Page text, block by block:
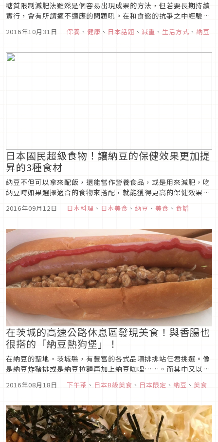
糖質限制減肥法雖然是個容易出現成果的方法，但若要長期持續
實行，會有所謂適不適應的問題吼。在和食慾的抗爭之中經驗到
了減肥的念頭……不要放棄！ 我們得知，只要用那個黏搭搭的
2016年10月31日 ｜ 保養 、 健康 、 日本話題 、 減重 、 生活方式 、 納豆
日本國民超級食物！讓納豆的保健效果更加提
昇的3種食材
納豆不但可以拿來配飯，還能當作營養食品，或是用來減肥，吃
納豆時如果選擇適合的食物來搭配，就能獲得更高的保健效果，
2016年09月12日 ｜ 日本料理 、 日本美食 、 納豆 、 美食 、 食譜
在茨城的高速公路休息區發現美食！與香腸也
很搭的「納豆熱狗堡」！
在納豆的聖地・茨城縣，有豐富的各式品項排排站任君挑選。像
是納豆炸豬排或是納豆拉麵再加上納豆咖哩……。而其中又以納
豆熱狗堡十分的稀奇，在水戶（註：位於茨城縣的中部，是茨城
縣的縣府所在地）附近有供應的店家很少，然而據說私底下很受
東西呢？
2016年08月18日 ｜ 下午茶 、 日本B級美食 、 日本限定 、 納豆 、 美食